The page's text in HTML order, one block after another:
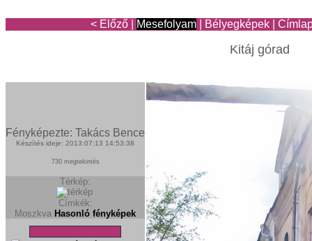
< Előző Mesefolyam Bélyegképek
Kitáj górad
Fényképezte: Takács Bence
Készítés ideje: 2013:07:13 14:53:38
730 megtekintés
Térkép:
Címkék:
Moszkva Hasonló fényképek